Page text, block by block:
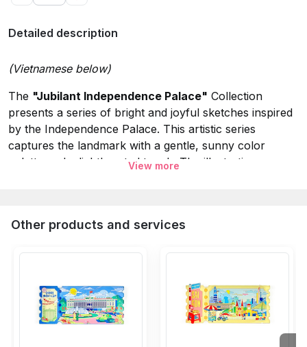
Detailed description
(Vietnamese below)
The "Jubilant Independence Palace" Collection
presents a series of bright and joyful sketches inspired
by the Independence Palace. This artistic series
captures the landmark with a gentle, sunny color
palette and a lighthearted touch. The illustrations
atmosphere of this iconic site.
Specifications:
Collection:Jubilant Independence Palace.
Material:Tin Magnet.
View more
Other products and services